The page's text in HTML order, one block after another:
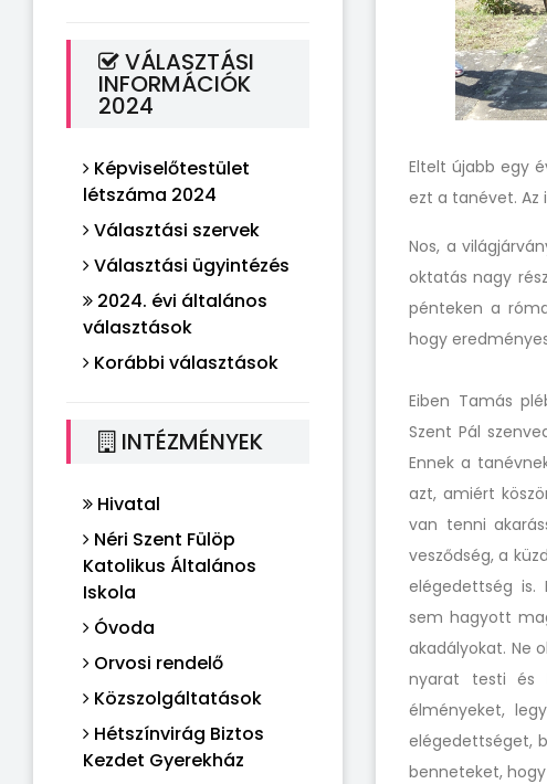
VÁLASZTÁSI
INFORMÁCIÓK
2024
Képviselőtestület
létszáma 2024
Választási szervek
Választási ügyintézés
2024. évi általános
választások
Korábbi választások
INTÉZMÉNYEK
Hivatal
Néri Szent Fülöp
Katolikus Általános
Iskola
Óvoda
Orvosi rendelő
Közszolgáltatások
Hétszínvirág Biztos
Kezdet Gyerekház
Eltelt újabb egy
ezt a tanévet. Az
Nos, a
oktatás nagy
pénteken a
hogy
Eiben Tamás
Szent Pál
Ennek a
azt, amiért
van tenni
vesződség, a
elégedettség is.
sem hagyott
akadályokat. Ne
nyarat testi és
élményeket,
elégedettséget,
benneteket,